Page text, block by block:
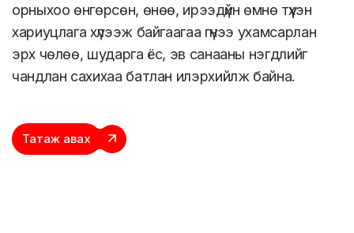
орныхоо өнгөрсөн, өнөө, ирээдүйн өмнө түүхэн
хариуцлага хүлээж байгаагаа гүнээ ухамсарлан
эрх чөлөө, шударга ёс, эв санааны нэгдлийг
чандлан сахихаа батлан илэрхийлж байна.
Татаж авах